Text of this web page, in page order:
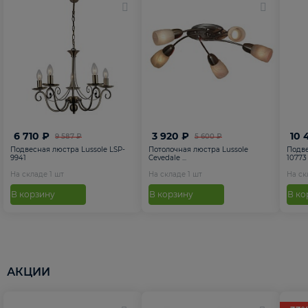
9 587 ₽
6 710 ₽
Подвесная люстра Lussole LSP-
9941
На складе 1 шт
В корзину
5 600 ₽
3 920 ₽
Потолочная люстра Lussole
Cevedale ...
На складе 1 шт
В корзину
10
10773
На
В
АКЦИИ